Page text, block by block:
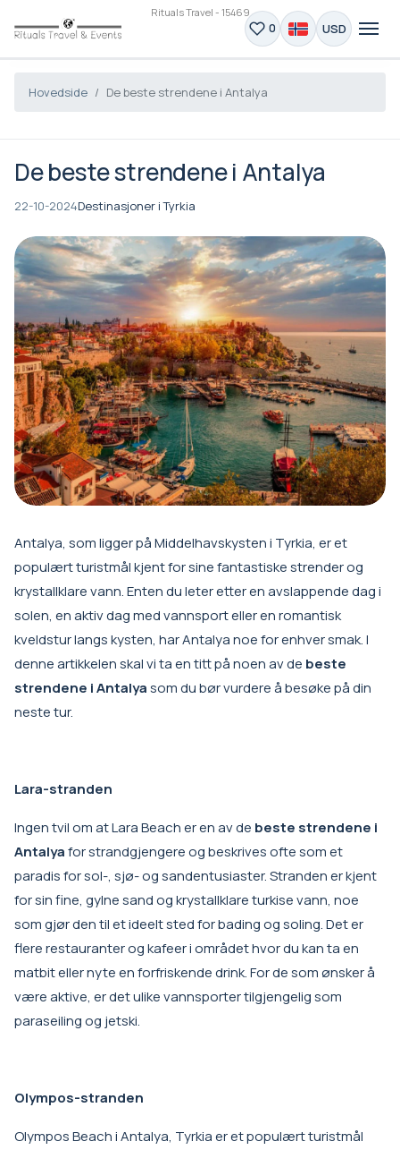
Rituals Travel - 15469
0 USD
Hovedside De beste strendene i Antalya
De beste strendene i Antalya
22-10-2024Destinasjoner i Tyrkia
Antalya, som ligger på Middelhavskysten i Tyrkia, er et
populært turistmål kjent for sine fantastiske strender og
krystallklare vann. Enten du leter etter en avslappende dag i
solen, en aktiv dag med vannsport eller en romantisk
kveldstur langs kysten, har Antalya noe for enhver smak. I
denne artikkelen skal vi ta en titt på noen av de beste
strendene i Antalyasom du bør vurdere å besøke på din
neste tur.
Lara-stranden
Ingen tvil om at Lara Beach er en av de beste strendene i
Antalyafor strandgjengere og beskrives ofte som et
paradis for sol-, sjø- og sandentusiaster. Stranden er kjent
for sin fine, gylne sand og krystallklare turkise vann, noe
som gjør den til et ideelt sted for bading og soling. Det er
flere restauranter og kafeer i området hvor du kan ta en
matbit eller nyte en forfriskende drink. For de som ønsker å
være aktive, er det ulike vannsporter tilgjengelig som
paraseiling og jetski.
Olympos-stranden
Olympos Beach i Antalya, Tyrkia er et populært turistmål